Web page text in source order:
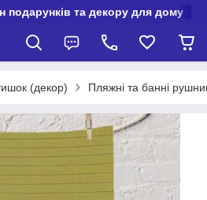
подарунків та декору для дому
(декор) Пляжні та банні